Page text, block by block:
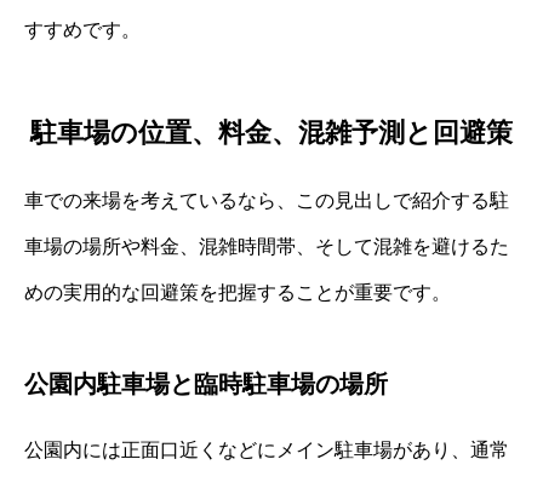
すすめです。
駐車場の位置、料金、混雑予測と回避策
車での来場を考えているなら、この見出しで紹介する駐
車場の場所や料金、混雑時間帯、そして混雑を避けるた
めの実用的な回避策を把握することが重要です。
公園内駐車場と臨時駐車場の場所
公園内には正面口近くなどにメイン駐車場があり、通常